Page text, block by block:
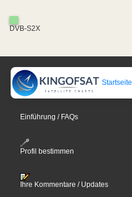
DVB-S2X
Startseite
Einführung / FAQs
Profil bestimmen
Ihre Kommentare / Updates